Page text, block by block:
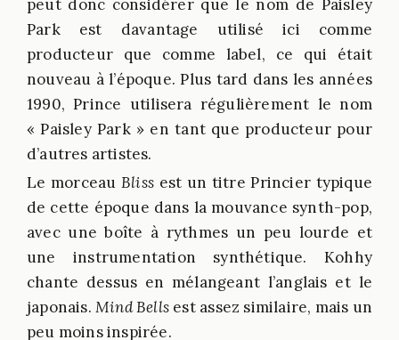
peut donc considérer que le nom de Paisley
Park est davantage utilisé ici comme
producteur que comme label, ce qui était
nouveau à l’époque. Plus tard dans les années
1990, Prince utilisera régulièrement le nom
« Paisley Park » en tant que producteur pour
d’autres artistes.
Le morceau Bliss est un titre Princier typique
de cette époque dans la mouvance synth-pop,
avec une boîte à rythmes un peu lourde et
une instrumentation synthétique. Kohhy
chante dessus en mélangeant l’anglais et le
japonais.Mind Bells est assez similaire, mais un
peu moins inspirée.